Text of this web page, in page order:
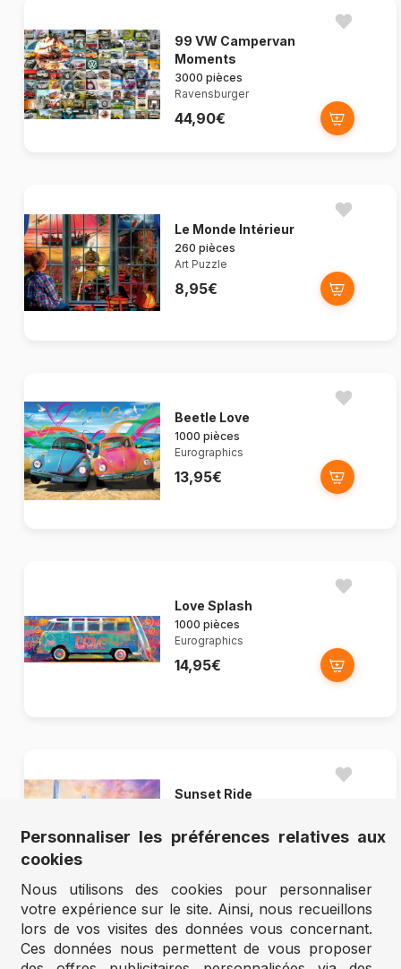
99 VW Campervan
Moments
3000 pièces
Ravensburger
44,90€
Le Monde Intérieur
260 pièces
Art Puzzle
8,95€
Beetle Love
1000 pièces
Eurographics
13,95€
Love Splash
1000 pièces
Eurographics
14,95€
Sunset Ride
Trefl
Personnaliser les préférences relatives aux
cookies
Nous utilisons des cookies pour personnaliser
votre expérience sur le site. Ainsi, nous recueillons
lors de vos visites des données vous concernant.
Ces données nous permettent de vous proposer